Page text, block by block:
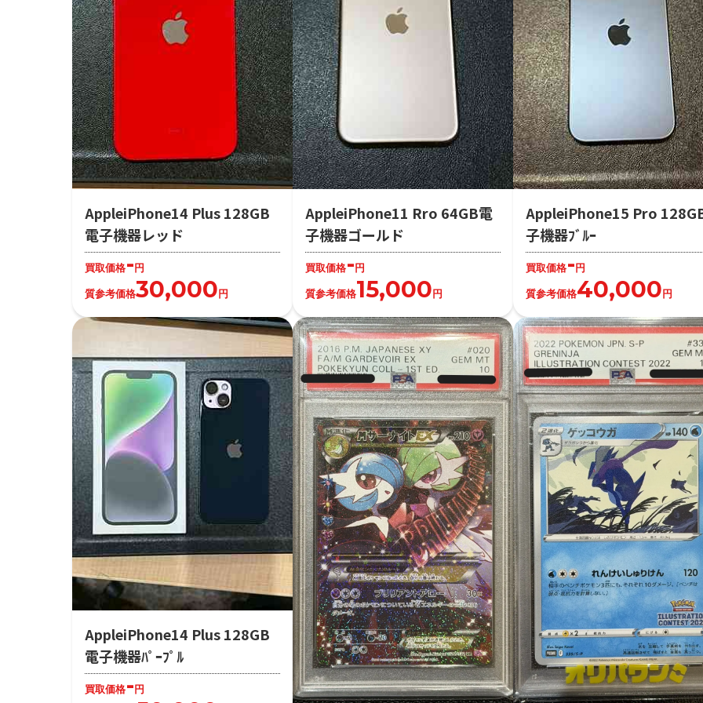
AppleiPhone14 Plus 128GB
電子機器レッド
買取価格-円
質参考価格30,000円
AppleiPhone11 Rro 64GB電
子機器ゴールド
買取価格-円
質参考価格15,000円
AppleiPhone15 Pro
子機器ﾌﾞﾙｰ
買取価格-円
質参考価格40,000円
AppleiPhone14 Plus 128GB
電子機器ﾊﾟｰﾌﾟﾙ
買取価格-円